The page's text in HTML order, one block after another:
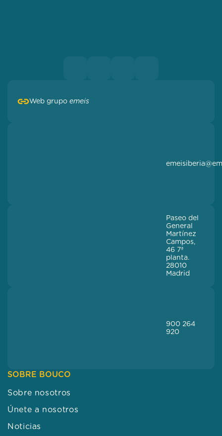
Web grupo emeis
Paseo del
General
Martínez
Campos,
46 7ª
planta.
28010
Madrid
900 264
920
SOBRE BOUCO
Sobre nosotros
Únete a nosotros
Noticias